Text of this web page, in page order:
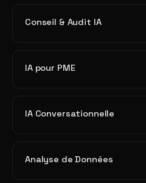
Conseil & Audit IA
IA pour PME
IA Conversationnelle
Analyse de Données